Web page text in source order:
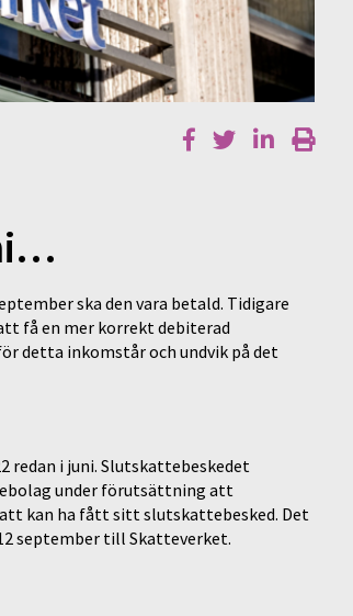
ska den vara betald. Tidigare
få en mer korrekt debiterad
detta inkomstår och undvik på det
redan i juni. Slutskattebeskedet
under förutsättning att
kan ha fått sitt slutskattebesked. Det
september till Skatteverket.